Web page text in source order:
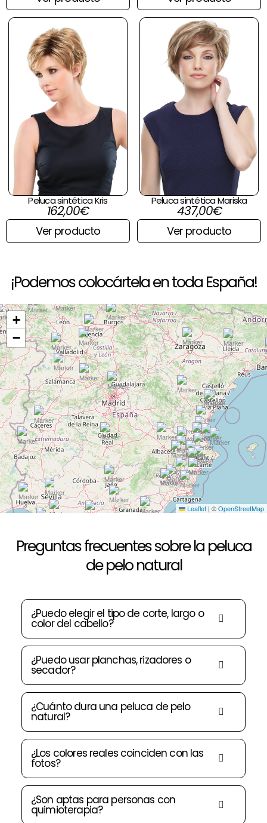
Peluca sintética Kris
162,00€
Ver producto
Peluca sintética Mariska
437,00€
Ver producto
¡Podemos colocártela en toda España!
+
−
Leaflet | ©OpenStreetMap
Preguntas frecuentes sobre la peluca
de pelo natural
¿Puedo elegir el tipo de corte, largo o
color del cabello?
¿Puedo usar planchas, rizadores o
secador?
¿Cuánto dura una peluca de pelo
natural?
¿Los colores reales coinciden con las
fotos?
¿Son aptas para personas con
quimioterapia?